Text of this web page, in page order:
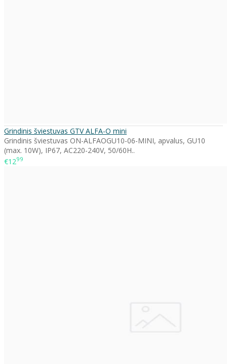
Grindinis šviestuvas GTV ALFA-O mini
Grindinis šviestuvas ON-ALFAOGU10-06-MINI, apvalus, GU10
(max. 10W), IP67, AC220-240V, 50/60H..
€1299